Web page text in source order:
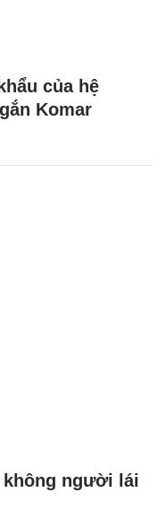
của hệ
Komar
không người lái